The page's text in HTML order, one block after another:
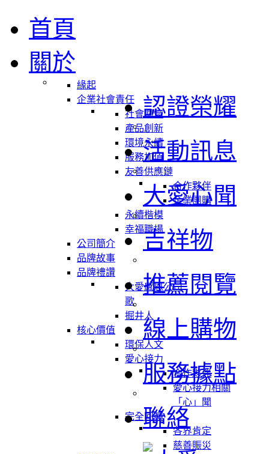
首頁
關於
緣起
企業社會責任
社會關懷
產品創新
環境永續
服務加值
友善供應鏈
合作夥伴
企業團購
永續楷模
幸福職場
公司簡介
品牌故事
品牌禮讚
大愛感恩公司
歌
掘井人
核心價值
環保人文
愛心接力
合作夥伴
愛心接力相關
「心」聞
完全回饋
各界肯定
慈善賑災
認證榮耀
活動訊息
大愛心聞
吉祥物
推薦閱覽
線上購物
服務據點
聯絡